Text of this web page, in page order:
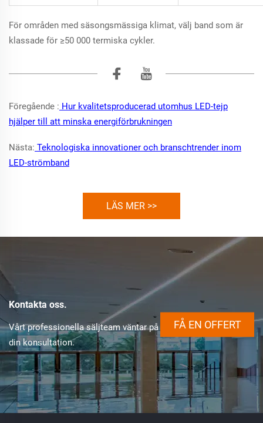
För områden med säsongsmässiga klimat, välj band som är
klassade för ≥50 000 termiska cykler.
Föregående : Hur kvalitetsproducerad utomhus LED-tejp
hjälper till att minska energiförbrukningen
Nästa: Teknologiska innovationer och branschtrender inom
LED-strömband
LÄS MER >>
Kontakta oss.
Vårt professionella säljteam väntar på
din konsultation.
FÅ EN OFFERT